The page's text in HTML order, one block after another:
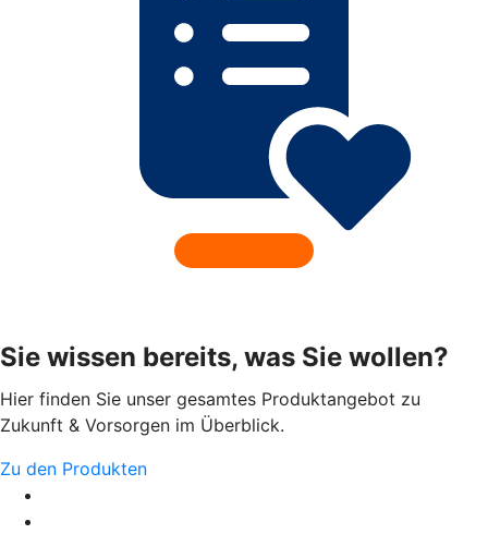
Sie wissen bereits, was Sie wollen?
Hier finden Sie unser gesamtes Produktangebot zu
Zukunft & Vorsorgen im Überblick.
Zu den Produkten